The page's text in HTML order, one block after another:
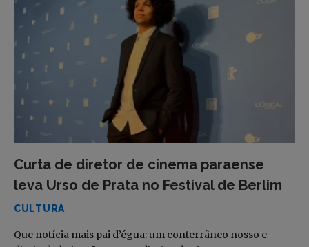
Curta de diretor de cinema paraense
leva Urso de Prata no Festival de Berlim
CULTURA
Que notícia mais pai d’égua: um conterrâneo nosso e